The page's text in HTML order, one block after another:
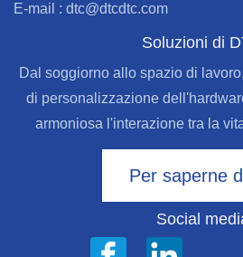
E-mail : dtc@dtcdtc.com
Soluzioni di
Dal soggiorno allo spazio di
di personalizzazione
armoniosa l'interazione tra la
Per saperne
Social